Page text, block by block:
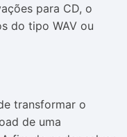
para CD, o
do tipo WAV ou
transformar o
de uma